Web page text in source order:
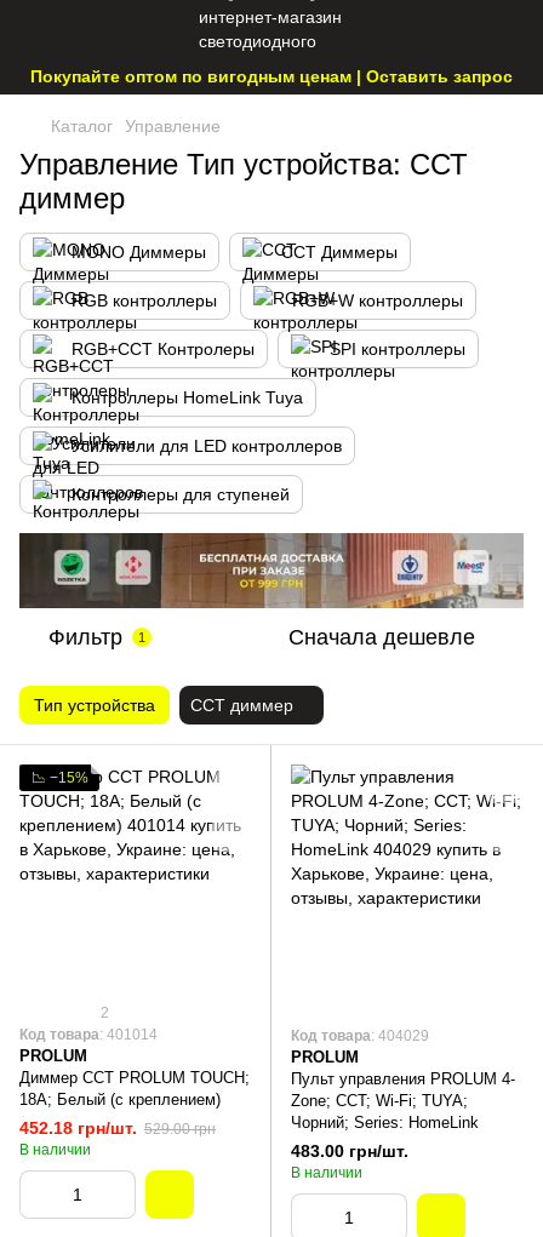
Покупайте оптом по вигодным ценам | Оставить запрос
Каталог Управление
Управление Тип устройства: ССТ
диммер
MONO Диммеры CCT Диммеры
RGB контроллеры RGB+W контроллеры
RGB+CCT Контролеры SPI контроллеры
Контроллеры HomeLink Tuya
Усилители для LED контроллеров
Контроллеры для ступеней
Фильтр 1 Сначала дешевле
Тип устройства ССТ диммер
📉 −15%
2
Код товара: 401014
PROLUM
Диммер ССT PROLUM TOUCH;
18А; Белый (с креплением)
452.18 грн/шт. 529.00 грн
В наличии
Код товара: 404029
PROLUM
Пульт управления PROLUM 4-
Zone; ССT; Wi-Fi; TUYA;
Чорний; Series: HomeLink
483.00 грн/шт.
В наличии